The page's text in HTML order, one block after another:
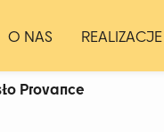
O NAS REALIZACJE
Provance